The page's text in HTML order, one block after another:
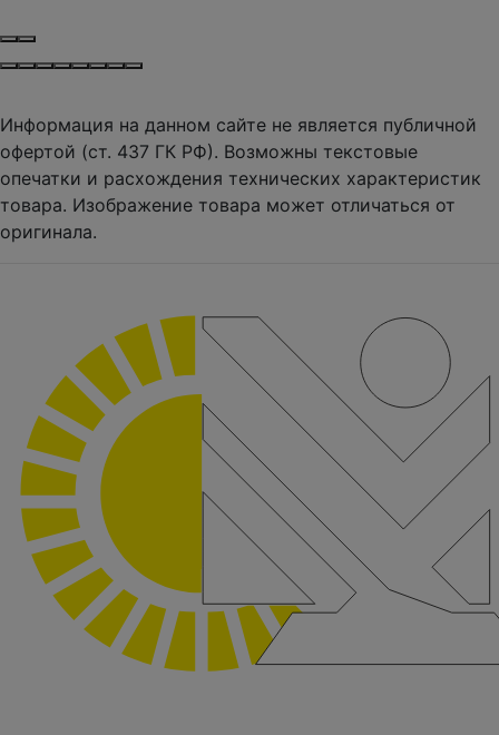
Информация на данном сайте не является публичной
офертой (ст. 437 ГК РФ). Возможны текстовые
опечатки и расхождения технических характеристик
товара. Изображение товара может отличаться от
оригинала.